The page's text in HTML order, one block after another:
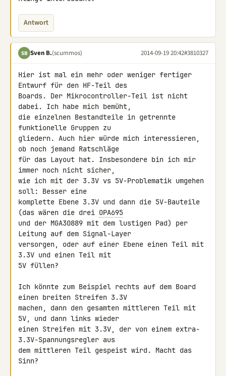
Antwort
SB Sven B.(scummos) 2014-09-19 20:42#3810327
Hier ist mal ein mehr oder weniger fertiger
Entwurf für den HF-Teil des
Boards. Der Mikrocontroller-Teil ist nicht
dabei. Ich habe mich bemüht,
die einzelnen Bestandteile in getrennte
funktionelle Gruppen zu
gliedern. Auch hier würde mich interessieren,
ob noch jemand Ratschläge
für das Layout hat. Insbesondere bin ich mir
immer noch nicht sicher,
wie ich mit der 3.3V vs 5V-Problematik umgehen
soll: Besser eine
komplette Ebene 3.3V und dann die 5V-Bauteile
(das wären die drei OPA695
und der MGA30889 mit dem lustigen Pad) per
Leitung auf dem Signal-Layer
versorgen, oder auf einer Ebene einen Teil mit
3.3V und einen Teil mit
5V füllen?
Ich könnte zum Beispiel rechts auf dem Board
einen breiten Streifen 3.3V
machen, dann den gesamten mittleren Teil mit
5V, und dann links wieder
einen Streifen mit 3.3V, der von einem extra-
3.3V-Spannungsregler aus
dem mittleren Teil gespeist wird. Macht das
Sinn?